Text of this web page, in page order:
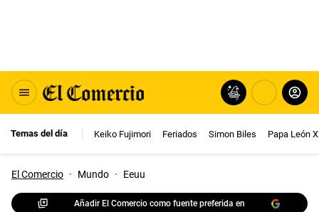
Temas del día Keiko Fujimori Feriados Simon Biles Papa León
El Comercio · Mundo · Eeuu
Añadir El Comercio como fuente preferida en